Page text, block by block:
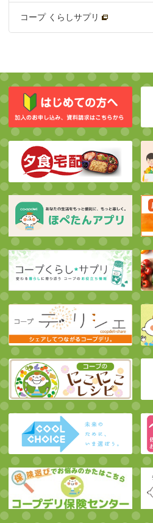
コープ くらしサプリ